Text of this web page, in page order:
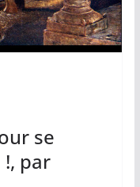
se
par